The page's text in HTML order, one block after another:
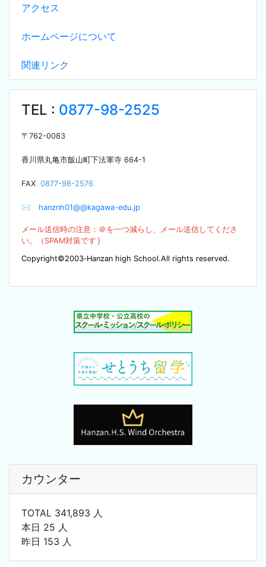
アクセス
ホームページについて
関連リンク
TEL : 0877-98-2525
〒 762-0083
香川県丸亀市飯山町下法軍寺 664-1
FAX 0877-98-2576
✉ hanznh01@@kagawa-edu.jp
メール送信時の注意：＠を一つ減らし、メール送信してくださ
い。（SPAM対策です ）
Copyright©2003‐Hanzan high School.All rights reserved.
カウンター
TOTAL 341,893 人
本日 25 人
昨日 153 人